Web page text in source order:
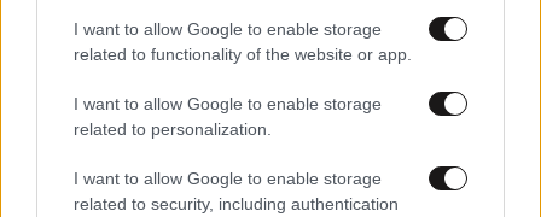
I want to allow Google to enable storage
related to functionality of the website or app.
I want to allow Google to enable storage
related to personalization.
I want to allow Google to enable storage
related to security, including authentication